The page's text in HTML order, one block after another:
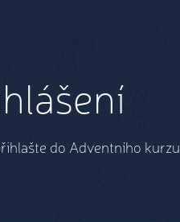
do Adventního kurzu